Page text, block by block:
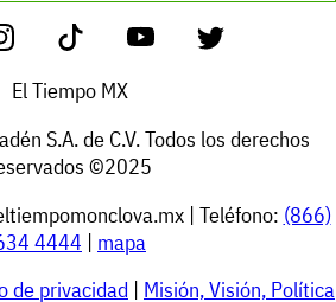
El Tiempo MX
S.A. de C.V. Todos los derechos
©2025
| Teléfono: (866)
4444 | mapa
de privacidad | Misión, Visión, Política